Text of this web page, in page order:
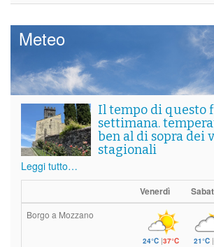
Meteo
Il tempo di questo
settimana.
ben al di sopra dei
stagionali
Leggi tutto…
Venerdì
Borgo a Mozzano
24°C|37°C 21°C|